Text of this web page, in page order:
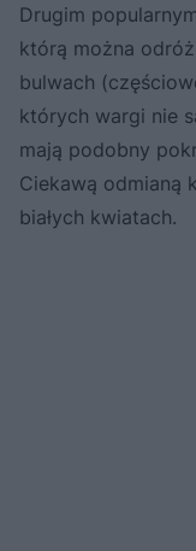
Drugim
którą można
bulwach
których wargi nie
mają podobny
Ciekawą odmianą
białych kwiatach.